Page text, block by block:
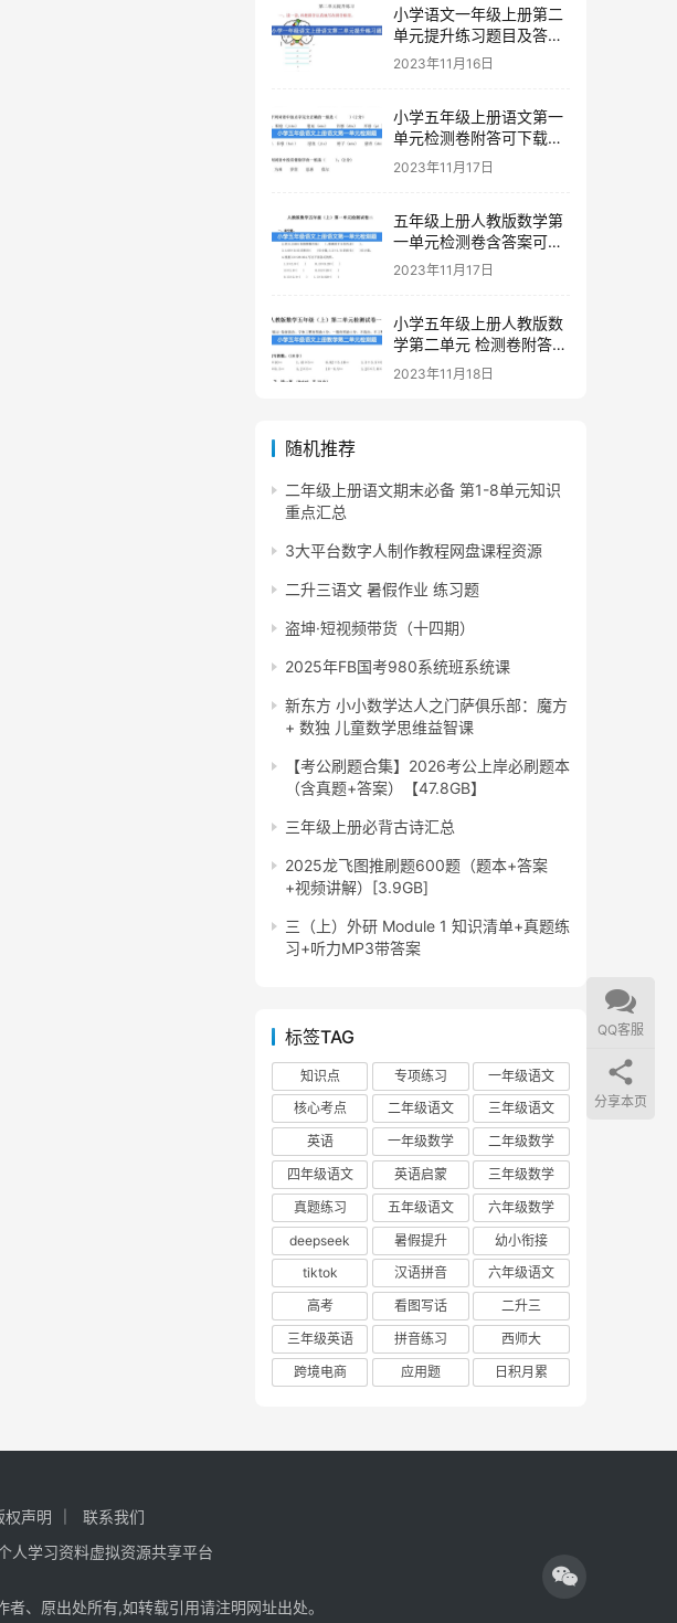
小学语文一年级上册第二
单元提升练习题目及答案
下载
2023年11月16日
小学五年级上册语文第一
单元检测卷附答可下载打
印
2023年11月17日
五年级上册人教版数学第
一单元检测卷含答案可下
载打印
2023年11月17日
小学五年级上册人教版数
学第二单元 检测卷附答案
下载
2023年11月18日
随机推荐
二年级上册语文期末必备 第1-8单元知识
重点汇总
3大平台数字人制作教程网盘课程资源
二升三语文 暑假作业 练习题
盗坤·短视频带货（十四期）
2025年FB国考980系统班系统课
新东方 小小数学达人之门萨俱乐部：魔方
+ 数独 儿童数学思维益智课
【考公刷题合集】2026考公上岸必刷题本
（含真题+答案）【47.8GB】
三年级上册必背古诗汇总
2025龙飞图推刷题600题（题本+答案
+视频讲解）[3.9GB]
三（上）外研 Module 1 知识清单+真题练
习+听力MP3带答案
标签TAG
知识点 专项练习
一年级语文
核心考点
二年级语文
三年级语文
英语
一年级数学
二年级数学
四年级语文
英语启蒙
三年级数学
真题练习
五年级语文
六年级数学
deepseek
暑假提升
幼小衔接
tiktok
汉语拼音
六年级语文
高考
看图写话
二升三
三年级英语
拼音练习
西师大
跨境电商
应用题 日积月累
权声明
联系我们
学习资料虚拟资源共享平台
、原出处所有,如转载引用请注明网址出处。
QQ客服
分享本页